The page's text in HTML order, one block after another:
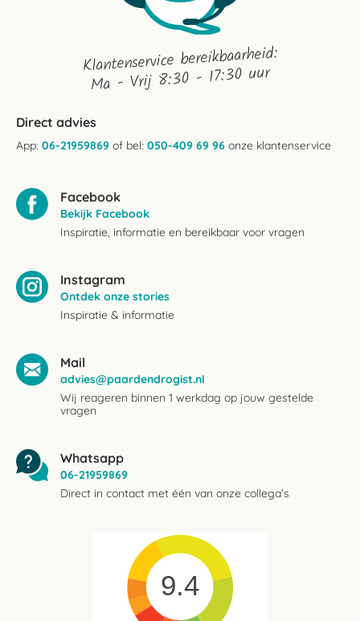
Klantenservice bereikbaarheid:
Ma - Vrij 8:30 - 17:30 uur
Direct advies
App: 06-21959869 of bel: 050-409 69 96 onze klantenservice
Facebook
Bekijk Facebook
Inspiratie, informatie en bereikbaar voor vragen
Instagram
Ontdek onze stories
Inspiratie & informatie
Mail
advies@paardendrogist.nl
Wij reageren binnen 1 werkdag op jouw gestelde
vragen
Whatsapp
06-21959869
Direct in contact met één van onze collega's
9.4